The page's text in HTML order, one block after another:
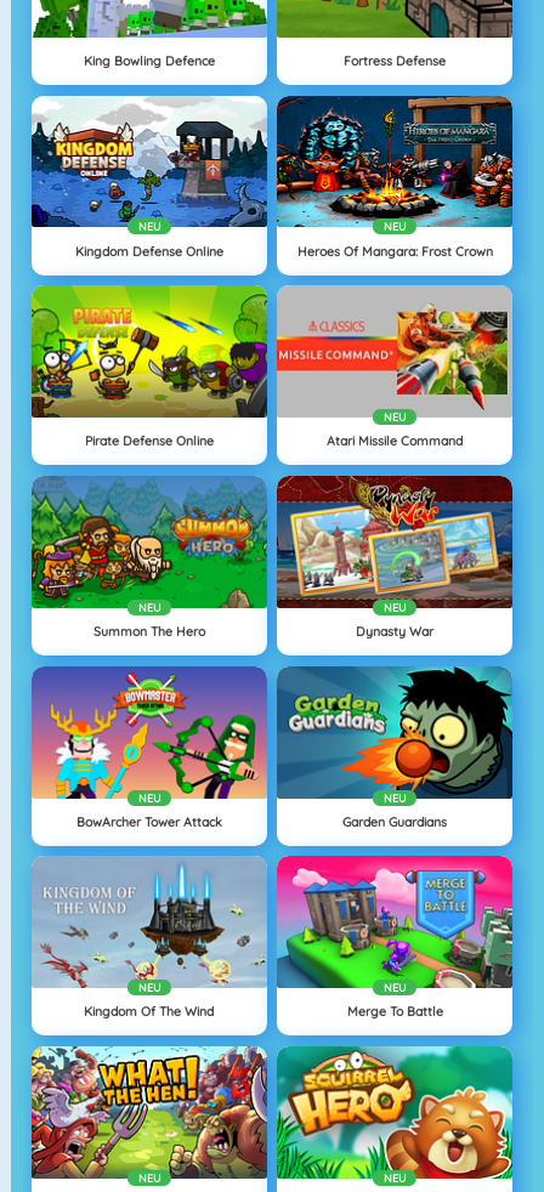
King Bowling Defence Fortress Defense
NEU
Kingdom Defense Online
NEU
Heroes Of Mangara: Frost Crown
Pirate Defense Online
NEU
Atari Missile Command
NEU
Summon The Hero
NEU
Dynasty War
NEU
BowArcher Tower Attack
NEU
Garden Guardians
NEU
Kingdom Of The Wind
NEU
Merge To Battle
NEU NEU